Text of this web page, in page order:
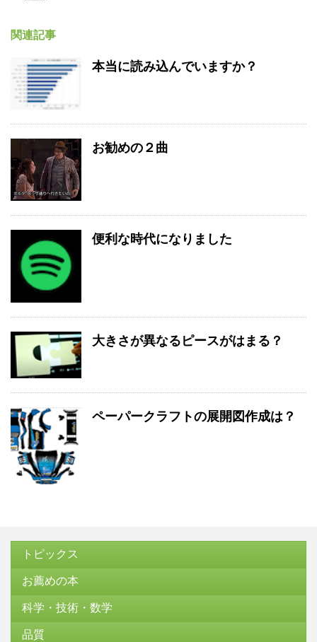
関連記事
本当に読み込んでいますか？
お勧めの２曲
便利な時代になりました
大きさが異なるピースがはまる？
ペーパークラフトの展開図作成は？
トピックス
お薦めの本
科学・技術・数学
品質